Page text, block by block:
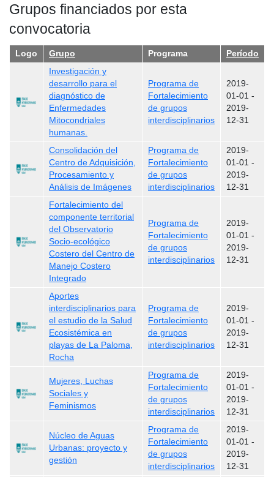
Grupos financiados por esta
convocatoria
Logo Grupo Programa
Período
Investigación y
desarrollo para el
diagnóstico de
Enfermedades
Mitocondriales
humanas.
Programa de
Fortalecimiento
de grupos
interdisciplinarios
2019-
01-01 -
2019-
12-31
Consolidación del
Centro de Adquisición,
Procesamiento y
Análisis de Imágenes
Programa de
Fortalecimiento
de grupos
interdisciplinarios
2019-
01-01 -
2019-
12-31
Fortalecimiento del
componente territorial
del Observatorio
Socio-ecológico
Costero del Centro de
Manejo Costero
Integrado
Programa de
Fortalecimiento
de grupos
interdisciplinarios
2019-
01-01 -
2019-
12-31
Aportes
interdisciplinarios para
el estudio de la Salud
Ecosistémica en
playas de La Paloma,
Rocha
Programa de
Fortalecimiento
de grupos
interdisciplinarios
2019-
01-01 -
2019-
12-31
Mujeres, Luchas
Sociales y
Feminismos
Programa de
Fortalecimiento
de grupos
interdisciplinarios
2019-
01-01 -
2019-
12-31
Núcleo de Aguas
Urbanas: proyecto y
gestión
Programa de
Fortalecimiento
de grupos
interdisciplinarios
2019-
01-01 -
2019-
12-31